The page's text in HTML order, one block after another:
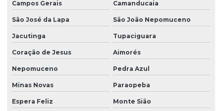
Campos Gerais Camanducaia
São José da Lapa São João Nepomuceno
Jacutinga Tupaciguara
Coração de Jesus Aimorés
Nepomuceno Pedra Azul
Minas Novas Paraopeba
Espera Feliz Monte Sião